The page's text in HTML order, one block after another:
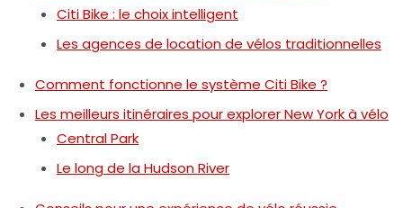
Citi Bike : le choix intelligent
Les agences de location de vélos traditionnelles
Comment fonctionne le système Citi Bike ?
Les meilleurs itinéraires pour explorer New York à vélo
Central Park
Le long de la Hudson River